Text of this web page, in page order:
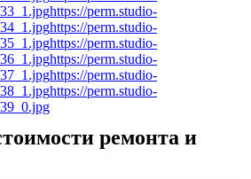
https://perm.studio-
https://perm.studio-
https://perm.studio-
https://perm.studio-
https://perm.studio-
https://perm.studio-
ремонта и